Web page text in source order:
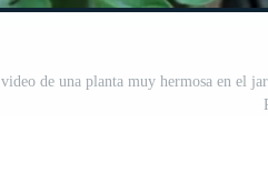
video de una planta muy hermosa en el